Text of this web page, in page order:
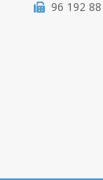
96 192 88